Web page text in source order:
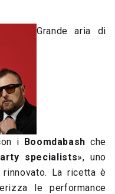
Grande aria di
i Boomdabashche
specialists», uno
La ricetta è
le performance